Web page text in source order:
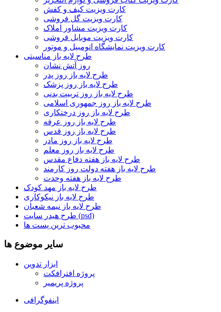
کارت ویزیت کیف و کفش
کارت ویزیت گل فروشی
کارت ویزیت مشاور املاک
کارت ویزیت موبایل فروشی
کارت ویزیت نمایشگاه اتومبیل و موتور
طرح لایه باز مناسبتی
روز آتش نشان
طرح لایه باز روز پدر
طرح لایه باز روز پزشک
طرح لایه باز روز تربیت بدنی
طرح لایه باز روز جمهوری اسلامی
طرح لایه باز روز درختکاری
طرح لایه باز روز عرفه
طرح لایه باز روز قدس
طرح لایه باز روز مادر
طرح لایه باز روز معلم
طرح لایه باز هفته دفاع مقدس
طرح لایه باز هفته دولت روز کارمند
طرح لایه باز هفته وحدت
طرح لایه باز مهد کودک
طرح لایه باز نیکوکاری
طرح لایه باز نیمه شعبان
طرح هیدر سایت (psd)
محبوب ترین پست ها
سایر موضوع ها
ابزار تدوین
پروژه افترافکت
پروژه پریمیر
اینفوگرافی